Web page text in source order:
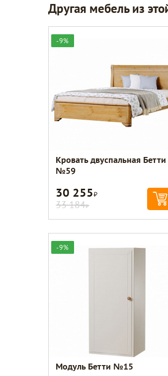
Другая мебель из
-9%
Кровать двуспальная Бетти
№59
30 255Р
33 184Р
-9%
Модуль Бетти №15